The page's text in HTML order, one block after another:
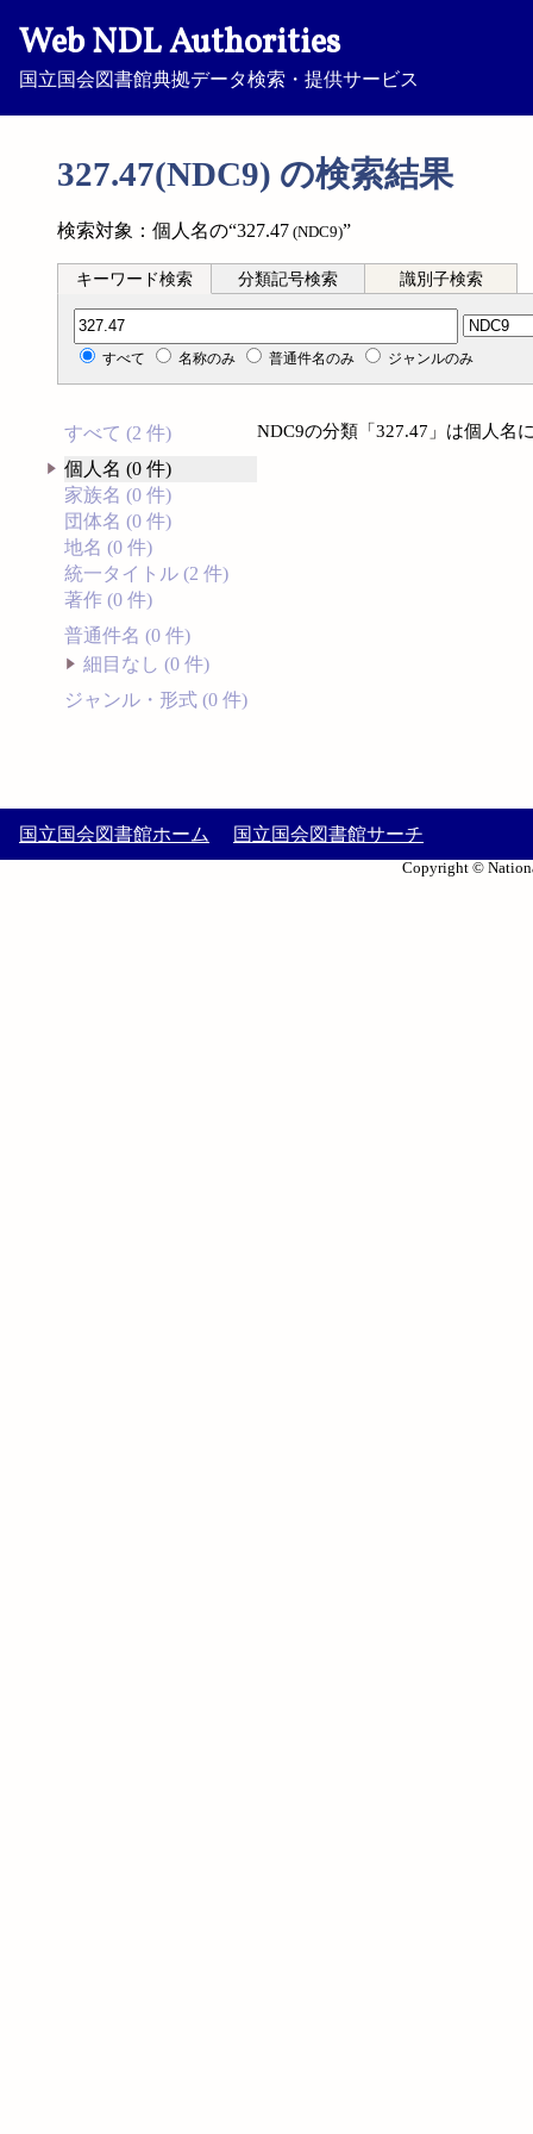
Web NDL Authorities
国立国会図書館典拠データ検索・提供サービス
327.47(NDC9) の検索結果
検索対象：個人名の“327.47 (NDC9)”
キーワード検索 分類記号検索 識別子検索
分類記号検索
すべて 名称のみ 普通件名のみ ジャンルのみ
すべて (2 件)
個人名 (0 件)
家族名 (0 件)
団体名 (0 件)
地名 (0 件)
統一タイトル (2 件)
著作 (0 件)
普通件名 (0 件)
細目なし (0 件)
ジャンル・形式 (0 件)
NDC9の分類「327.47」は個人名
国立国会図書館ホーム 国立国会図書館サーチ
Copyright ©